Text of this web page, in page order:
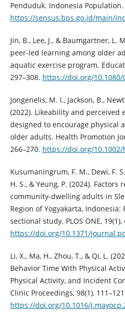
Penduduk. Indonesia Population.
https://sensus.bps.go.id/main/
Jin, B., Lee, J., & Baumgartner, L.
peer-led learning among older
aquatic exercise program.
297–308. https://doi.org/10.1080/
Jongenelis, M. I., Jackson, B.,
(2022). Likeability and perceived
designed to encourage physical
older adults. Health Promotion
266–270. https://doi.org/10.1002/
Kusumaningrum, F. M., Dewi, F.
H. S., & Yeung, P. (2024).
community-dwelling adults in
Region of Yogyakarta, Indonesia:
sectional study. PLOS ONE, 19(1),
https://doi.org/10.1371/
Li, X., Ma, H., Zhou, T., & Qi, L.
Behavior Time With Physical
Physical Activity, and Incident
Clinic Proceedings, 98(1),
https://doi.org/10.1016/